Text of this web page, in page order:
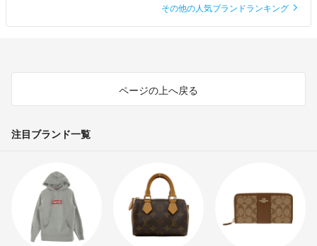
その他の人気ブランドランキング
ページの上へ戻る
注目ブランド一覧